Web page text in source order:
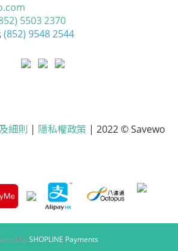
5503 2370
(852) 9548 2544
細則 | 隱私權政策 | 2022 © Savewo
bySHOPLINE Payments